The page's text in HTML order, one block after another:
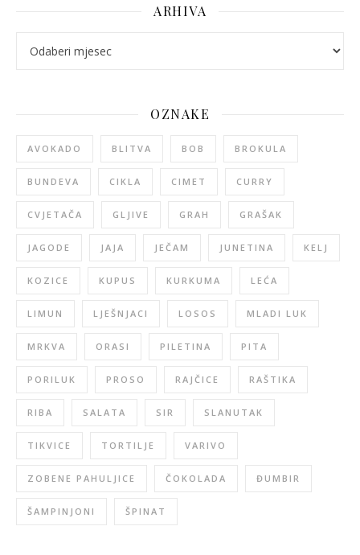
ARHIVA
OZNAKE
AVOKADO BLITVA BOB BROKULA
BUNDEVA CIKLA CIMET CURRY
CVJETAČA GLJIVE GRAH GRAŠAK
JAGODE JAJA JEČAM JUNETINA KELJ
KOZICE KUPUS KURKUMA LEĆA
LIMUN LJEŠNJACI LOSOS MLADI LUK
MRKVA ORASI PILETINA PITA
PORILUK PROSO RAJČICE RAŠTIKA
RIBA SALATA SIR SLANUTAK
TIKVICE TORTILJE VARIVO
ZOBENE PAHULJICE ČOKOLADA ĐUMBIR
ŠAMPINJONI ŠPINAT